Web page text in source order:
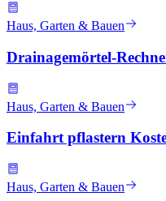
Haus, Garten & Bauen
Drainagemörtel-
Haus, Garten & Bauen
Einfahrt pflastern
Haus, Garten & Bauen